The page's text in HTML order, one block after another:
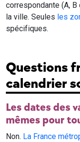
correspondante (A,
la ville. Seules les
spécifiques.
Questions
calendrier
Les dates des
mêmes pour
Non. La France